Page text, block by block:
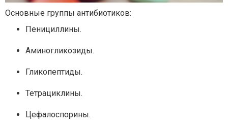
Основные группы антибиотиков:
Пенициллины.
Аминогликозиды.
Гликопептиды.
Тетрациклины.
Цефалоспорины.